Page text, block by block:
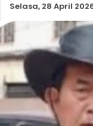
Selasa, 28 April 2026